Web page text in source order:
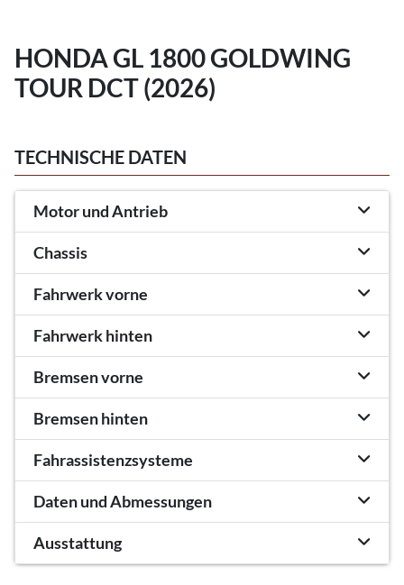
HONDA GL 1800 GOLDWING
TOUR DCT (2026)
TECHNISCHE DATEN
Motor und Antrieb
Chassis
Fahrwerk vorne
Fahrwerk hinten
Bremsen vorne
Bremsen hinten
Fahrassistenzsysteme
Daten und Abmessungen
Ausstattung